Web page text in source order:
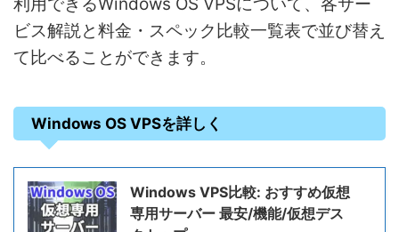
利用できるWindows OS VPSについて、各サー
ビス解説と料金・スペック比較一覧表で並び替え
て比べることができます。
Windows OS VPSを詳しく
Windows VPS比較: おすすめ仮想
専用サーバー 最安/機能/仮想デス